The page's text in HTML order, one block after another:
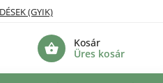
(GYIK)
Kosár
Üres kosár